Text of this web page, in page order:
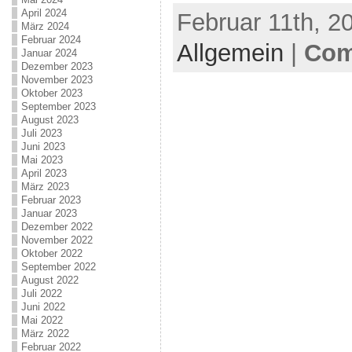
April 2024
März 2024
Februar 2024
Januar 2024
Dezember 2023
November 2023
Oktober 2023
September 2023
August 2023
Juli 2023
Juni 2023
Mai 2023
April 2023
März 2023
Februar 2023
Januar 2023
Dezember 2022
November 2022
Oktober 2022
September 2022
August 2022
Juli 2022
Juni 2022
Mai 2022
März 2022
Februar 2022
Februar 11th,
Allgemein